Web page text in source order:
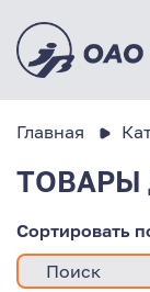
Главная
ТОВАРЫ
Сортировать